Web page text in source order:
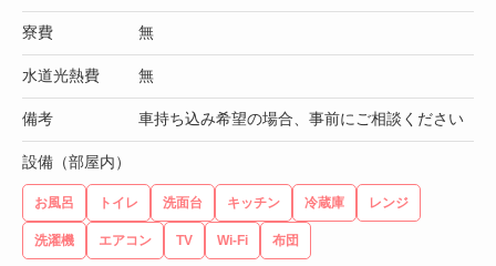
寮費 無
水道光熱費 無
備考 車持ち込み希望の場合、事前にご相談ください
設備（部屋内）
お風呂 トイレ 洗面台 キッチン 冷蔵庫 レンジ
洗濯機 エアコン TV Wi-Fi 布団